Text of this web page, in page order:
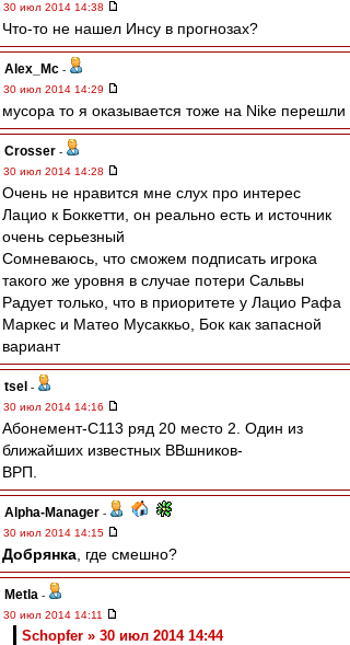
30 июл 2014 14:38
Что-то не нашел Инсу в прогнозах?
Alex_Mc -
30 июл 2014 14:29
мусора то я оказывается тоже на Nike перешли
Crosser -
30 июл 2014 14:28
Очень не нравится мне слух про интерес
Лацио к Боккетти, он реально есть и источник
очень серьезный
Сомневаюсь, что сможем подписать игрока
такого же уровня в случае потери Сальвы
Радует только, что в приоритете у Лацио Рафа
Маркес и Матео Мусаккьо, Бок как запасной
вариант
tsel -
30 июл 2014 14:16
Абонемент-С113 ряд 20 место 2. Один из
ближайших известных ВВшников-
ВРП.
Alpha-Manager -
30 июл 2014 14:15
Добрянка , где смешно?
Metla -
30 июл 2014 14:11
Schopfer » 30 июл 2014 14:44